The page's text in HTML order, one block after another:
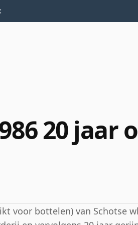
20 jaar
voor bottelen) van Schotse